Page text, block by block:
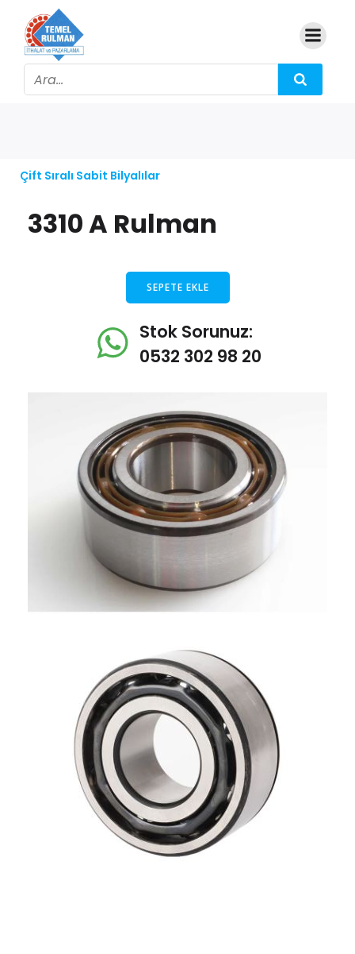
Çift Sıralı Sabit Bilyalılar
3310 A Rulman
SEPETE EKLE
Stok Sorunuz:
0532 302 98 20